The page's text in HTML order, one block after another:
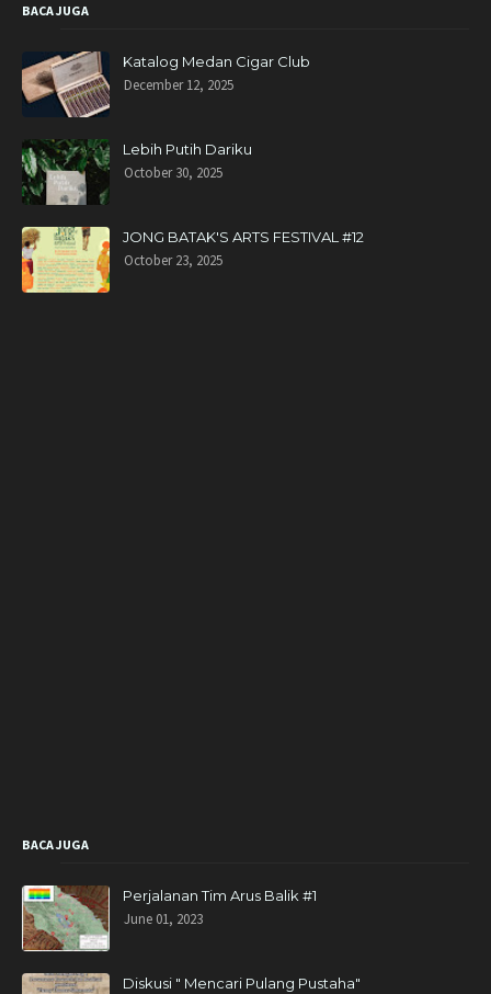
BACA JUGA
Katalog Medan Cigar Club
December 12, 2025
Lebih Putih Dariku
October 30, 2025
JONG BATAK'S ARTS FESTIVAL #12
October 23, 2025
BACA JUGA
Perjalanan Tim Arus Balik #1
June 01, 2023
Diskusi " Mencari Pulang Pustaha"